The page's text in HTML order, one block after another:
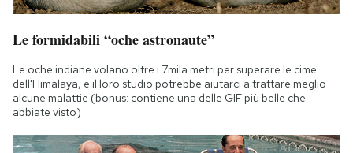
Le formidabili “oche astronaute”
Le oche indiane volano oltre i 7mila metri per superare le cime
dell'Himalaya, e il loro studio potrebbe aiutarci a trattare meglio
alcune malattie (bonus: contiene una delle GIF più belle che
abbiate visto)